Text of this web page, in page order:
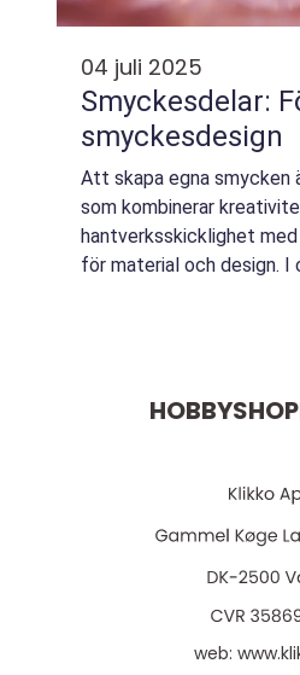
04 juli 2025
Smyckesdelar:
smyckesdesign
Att skapa egna smycken
som kombinerar
hantverksskicklighet
för material och design.
web: